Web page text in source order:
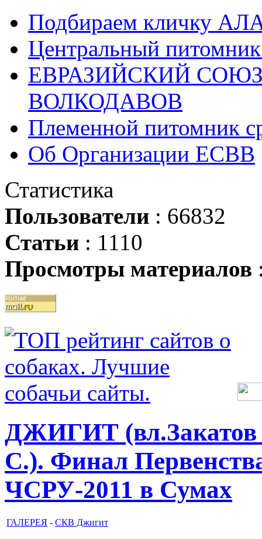
Подбираем кличку
Центральный
ЕВРАЗИЙСКИЙ
ВОЛКОДАВОВ
Племенной питомник
Об Организации ЕСВВ
Статистика
Пользователи : 66832
Статьи : 1110
Просмотры материалов
ДЖИГИТ (вл.Закатов
С.). Финал
ЧСРУ-2011 в Сумах
ГАЛЕРЕЯ - СКВ Джигит